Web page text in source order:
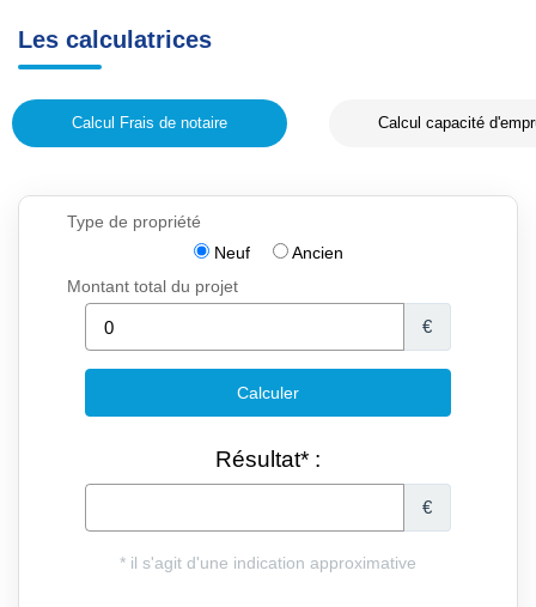
Les calculatrices
Calcul Frais de notaire Calcul capacité